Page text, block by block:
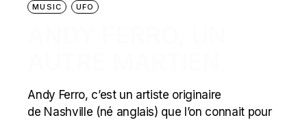
MUSIC
UFO
Andy Ferro, c’est un artiste originaire
de Nashville (né anglais) que l’on connait pour